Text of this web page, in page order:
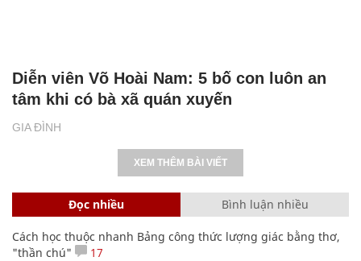
GIA ĐÌNH
Diễn viên Võ Hoài Nam: 5 bố con luôn an
tâm khi có bà xã quán xuyến
XEM THÊM BÀI VIẾT
Đọc nhiều Bình luận nhiều
Cách học thuộc nhanh Bảng công thức lượng giác bằng thơ,
"thần chú"
17